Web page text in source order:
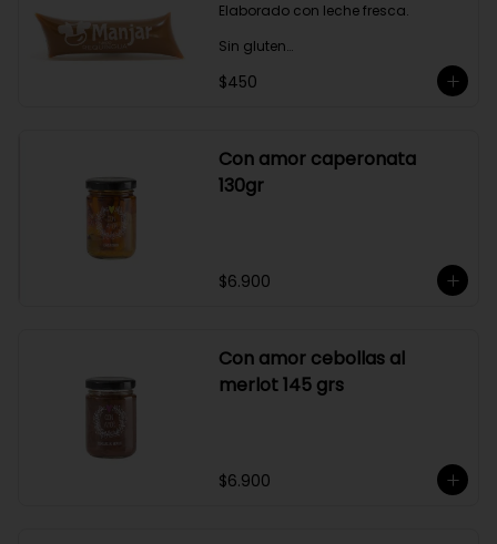
Elaborado con leche fresca.
Sin gluten
Sin Saborizantes
$450
Con amor caperonata
130gr
$6.900
Con amor cebollas al
merlot 145 grs
$6.900